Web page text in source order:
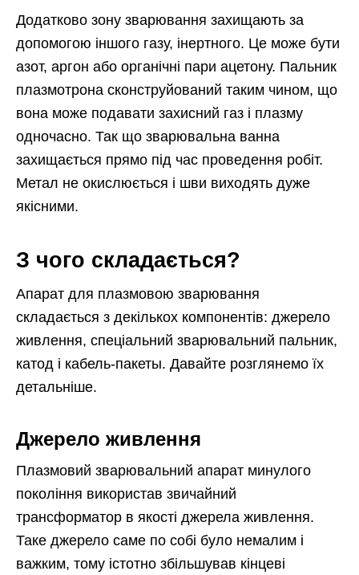
Додатково зону зварювання захищають за
допомогою іншого газу, інертного. Це може бути
азот, аргон або органічні пари ацетону. Пальник
плазмотрона сконструйований таким чином, що
вона може подавати захисний газ і плазму
одночасно. Так що зварювальна ванна
захищається прямо під час проведення робіт.
Метал не окислюється і шви виходять дуже
якісними.
З чого складається?
Апарат для плазмовою зварювання
складається з декількох компонентів: джерело
живлення, спеціальний зварювальний пальник,
катод і кабель-пакеты. Давайте розглянемо їх
детальніше.
Джерело живлення
Плазмовий зварювальний апарат минулого
покоління використав звичайний
трансформатор в якості джерела живлення.
Таке джерело саме по собі було немалим і
важким, тому істотно збільшував кінцеві